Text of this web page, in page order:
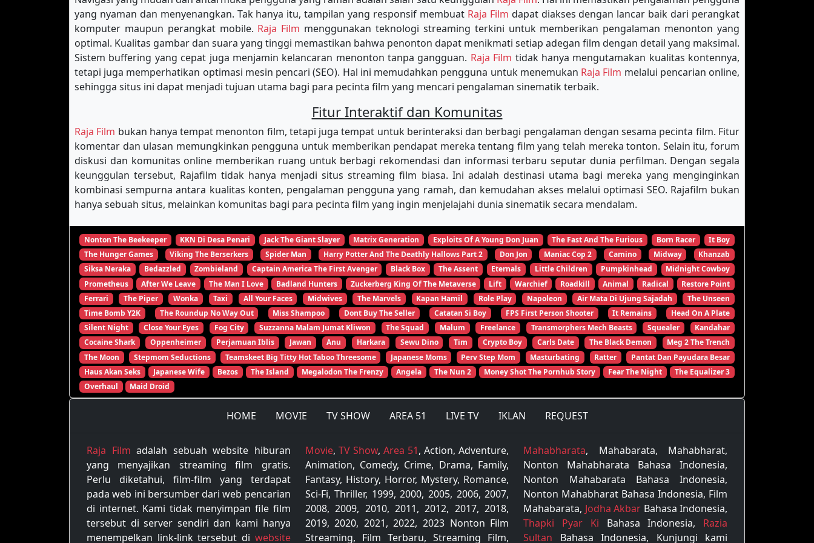
yang nyaman dan menyenangkan. Tak hanya itu, tampilan yang responsif membuat Raja Film dapat diakses dengan lancar baik dari perangkat
komputer maupun perangkat mobile. Raja Film menggunakan teknologi streaming terkini untuk memberikan pengalaman menonton yang
optimal. Kualitas gambar dan suara yang tinggi memastikan bahwa penonton dapat menikmati setiap adegan film dengan detail yang maksimal.
Sistem buffering yang cepat juga menjamin kelancaran menonton tanpa gangguan. Raja Film tidak hanya mengutamakan kualitas kontennya,
tetapi juga memperhatikan optimasi mesin pencari (SEO). Hal ini memudahkan pengguna untuk menemukan Raja Film melalui pencarian online,
sehingga situs ini dapat menjadi tujuan utama bagi para pecinta film yang mencari pengalaman sinematik terbaik.
Fitur Interaktif dan Komunitas
Raja Film bukan hanya tempat menonton film, tetapi juga tempat untuk berinteraksi dan berbagi pengalaman dengan sesama pecinta film. Fitur
komentar dan ulasan memungkinkan pengguna untuk memberikan pendapat mereka tentang film yang telah mereka tonton. Selain itu, forum
diskusi dan komunitas online memberikan ruang untuk berbagi rekomendasi dan informasi terbaru seputar dunia perfilman. Dengan segala
keunggulan tersebut, Rajafilm tidak hanya menjadi situs streaming film biasa. Ini adalah destinasi utama bagi mereka yang menginginkan
kombinasi sempurna antara kualitas konten, pengalaman pengguna yang ramah, dan kemudahan akses melalui optimasi SEO. Rajafilm bukan
hanya sebuah situs, melainkan komunitas bagi para pecinta film yang ingin menjelajahi dunia sinematik secara mendalam.
Nonton The Beekeeper KKN Di Desa Penari Jack The Giant Slayer Matrix Generation Exploits Of A Young Don Juan The Fast And The Furious Born Racer
It Boy
The Hunger Games
Viking The Berserkers Spider Man Harry Potter And The Deathly Hallows Part 2 Don Jon Maniac Cop 2 Camino Midway
Khanzab
Siksa Neraka
Bedazzled Zombieland Captain America The First Avenger Black Box The Assent Eternals Little Children Pumpkinhead
Midnight Cowboy
Prometheus
After We Leave The Man I Love Badland Hunters Zuckerberg King Of The Metaverse Lift Warchief Roadkill Animal Radical
Restore Point
Ferrari
The Piper Wonka Taxi All Your Faces Midwives The Marvels Kapan Hamil Role Play Napoleon Air Mata Di Ujung Sajadah
The Unseen
Time Bomb Y2K
The Roundup No Way Out Miss Shampoo Dont Buy The Seller Catatan Si Boy FPS First Person Shooter It Remains
Head On A Plate
Silent Night
Close Your Eyes Fog City Suzzanna Malam Jumat Kliwon The Squad Malum Freelance Transmorphers Mech Beasts Squealer
Kandahar
Cocaine Shark
Oppenheimer Perjamuan Iblis Jawan Anu Harkara Sewu Dino Tim Crypto Boy Carls Date The Black Demon
Meg 2 The Trench
The Moon
Stepmom Seductions Teamskeet Big Titty Hot Taboo Threesome Japanese Moms Perv Step Mom Masturbating Ratter
Pantat Dan Payudara Besar
Haus Akan Seks
Japanese Wife Bezos The Island Megalodon The Frenzy Angela The Nun 2 Money Shot The Pornhub Story Fear The Night
The Equalizer 3
Overhaul
Maid Droid
HOME MOVIE TV SHOW AREA 51 LIVE TV IKLAN REQUEST
Raja Film adalah sebuah website hiburan
yang menyajikan streaming film gratis.
Perlu diketahui, film-film yang terdapat
pada web ini bersumber dari web pencarian
di internet. Kami tidak menyimpan file film
tersebut di server sendiri dan kami hanya
menempelkan link-link tersebut di website
Movie, TV Show, Area 51, Action, Adventure,
Animation, Comedy, Crime, Drama, Family,
Fantasy, History, Horror, Mystery, Romance,
Sci-Fi, Thriller, 1999, 2000, 2005, 2006, 2007,
2008, 2009, 2010, 2011, 2012, 2017, 2018,
2019, 2020, 2021, 2022, 2023 Nonton Film
Streaming, Film Terbaru, Streaming Film,
Mahabharata, Mahabarata, Mahabharat,
Nonton Mahabharata Bahasa Indonesia,
Nonton Mahabarata Bahasa Indonesia,
Nonton Mahabharat Bahasa Indonesia, Film
Mahabarata, Jodha Akbar Bahasa Indonesia,
Thapki Pyar Ki Bahasa Indonesia, Razia
Sultan Bahasa Indonesia, Kunjungi kami